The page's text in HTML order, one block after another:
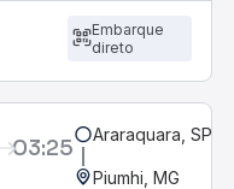
Embarque
direto
03:25 Araraquara, SP -
Piumhi, MG